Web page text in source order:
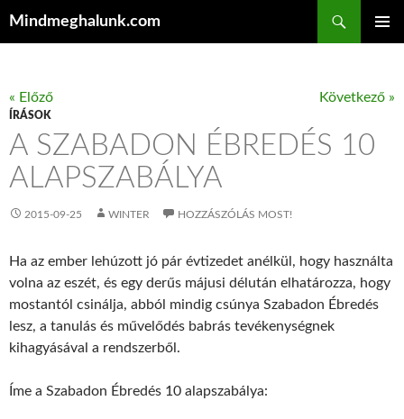
Mindmeghalunk.com
« Előző Következő »
ÍRÁSOK
A SZABADON ÉBREDÉS 10
ALAPSZABÁLYA
2015-09-25 WINTER HOZZÁSZÓLÁS MOST!
Ha az ember lehúzott jó pár évtizedet anélkül, hogy használta
volna az eszét, és egy derűs májusi délután elhatározza, hogy
mostantól csinálja, abból mindig csúnya Szabadon Ébredés
lesz, a tanulás és művelődés babrás tevékenységnek
kihagyásával a rendszerből.
Íme a Szabadon Ébredés 10 alapszabálya: